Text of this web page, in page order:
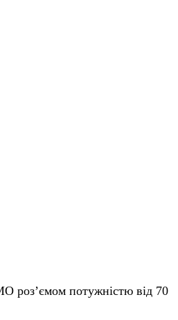
роз’ємом потужністю від 70